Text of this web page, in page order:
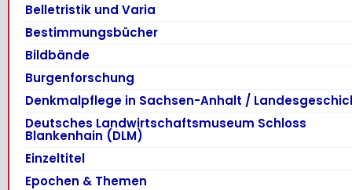
Belletristik und Varia
Bestimmungsbücher
Bildbände
Burgenforschung
Denkmalpflege in Sachsen-Anhalt /
Deutsches Landwirtschaftsmuseum Schloss
Blankenhain (DLM)
Einzeltitel
Epochen & Themen